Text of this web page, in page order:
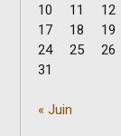
10
11 12
17
18 19
24
25 26
31
« Juin